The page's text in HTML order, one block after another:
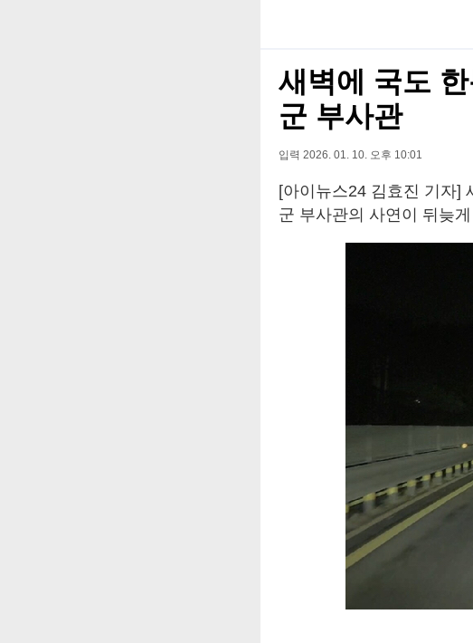
새벽에 국도
군 부사관
입력 2026. 01. 10. 오후 10:01
[아이뉴스24 김효진 기자]
군 부사관의 사연이 뒤늦